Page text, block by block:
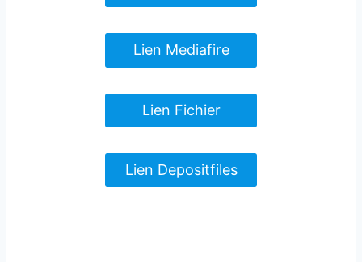
Lien Mediafire
Lien Fichier
Lien Depositfiles